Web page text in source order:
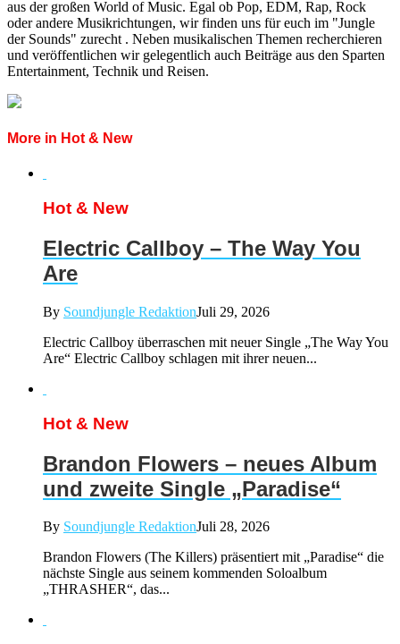
aus der großen World of Music. Egal ob Pop, EDM, Rap, Rock
oder andere Musikrichtungen, wir finden uns für euch im "Jungle
der Sounds" zurecht . Neben musikalischen Themen recherchieren
und veröffentlichen wir gelegentlich auch Beiträge aus den Sparten
Entertainment, Technik und Reisen.
More in Hot & New
Hot & New
Electric Callboy – The Way You
Are
By Soundjungle RedaktionJuli 29, 2026
Electric Callboy überraschen mit neuer Single „The Way You
Are“ Electric Callboy schlagen mit ihrer neuen...
Hot & New
Brandon Flowers – neues Album
und zweite Single „Paradise“
By Soundjungle RedaktionJuli 28, 2026
Brandon Flowers (The Killers) präsentiert mit „Paradise“ die
nächste Single aus seinem kommenden Soloalbum
„THRASHER“, das...